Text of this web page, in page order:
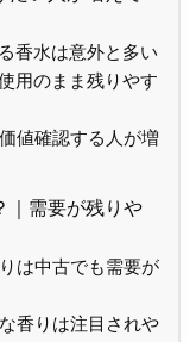
香水は意外と多い
用のまま残りやす
値確認する人が増
｜需要が残りや
は中古でも需要が
香りは注目されや